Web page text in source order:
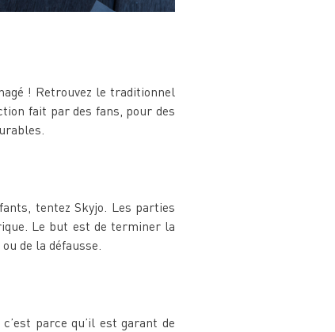
! Retrouvez le traditionnel
fait par des fans, pour des
tentez Skyjo. Les parties
Le but est de terminer la
de la défausse.
parce qu’il est garant de